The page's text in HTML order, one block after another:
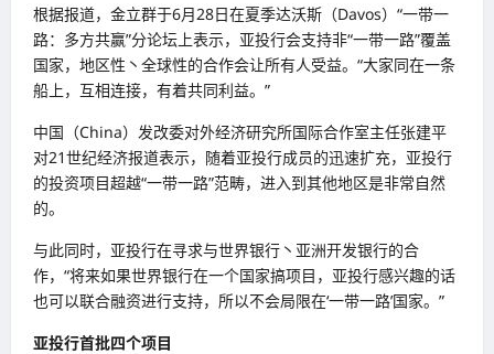
根据报道，金立群于6月28日在夏季达沃斯（Davos）“一带一
路：多方共赢”分论坛上表示，亚投行会支持非“一带一路”覆盖
国家，地区性丶全球性的合作会让所有人受益。“大家同在一条
船上，互相连接，有着共同利益。”
中国（China）发改委对外经济研究所国际合作室主任张建平
对21世纪经济报道表示，随着亚投行成员的迅速扩充，亚投行
的投资项目超越“一带一路”范畴，进入到其他地区是非常自然
的。
与此同时，亚投行在寻求与世界银行丶亚洲开发银行的合
作，“将来如果世界银行在一个国家搞项目，亚投行感兴趣的话
也可以联合融资进行支持，所以不会局限在‘一带一路’国家。”
亚投行首批四个项目